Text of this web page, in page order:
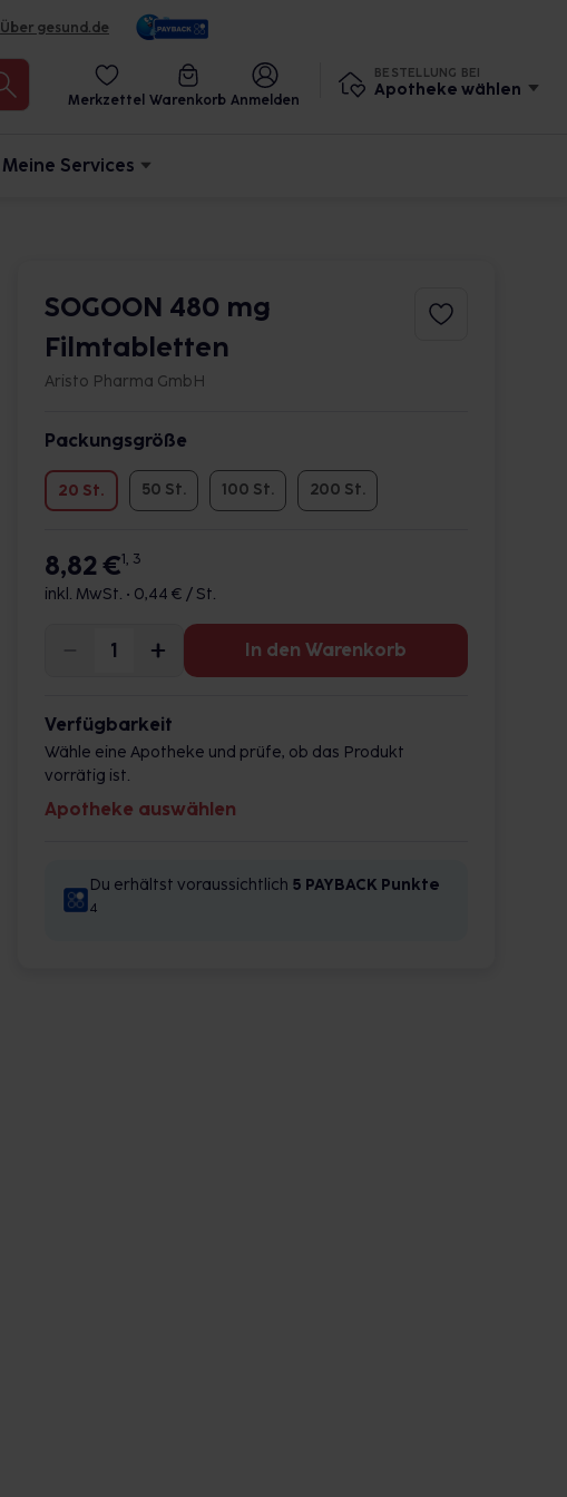
Über gesund.de
Merkzettel Warenkorb Anmelden
BESTELLUNG BEI
Apotheke wählen
Meine Services
SOGOON 480 mg
Filmtabletten
Aristo Pharma GmbH
Packungsgröße
20 St. 50 St. 100 St. 200 St.
8,82 €1, 3
inkl. MwSt. • 0,44 € / St.
In den Warenkorb
Verfügbarkeit
Wähle eine Apotheke und prüfe, ob das Produkt
vorrätig ist.
Apotheke auswählen
Du erhältst voraussichtlich 5 PAYBACK Punkte
4